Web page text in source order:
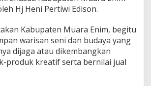
Hj Heni Pertiwi Edison.
Kabupaten Muara Enim, begitu
warisan seni dan budaya yang
dijaga atau dikembangkan
produk kreatif serta bernilai jual